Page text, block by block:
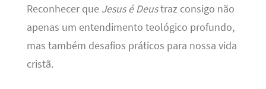
Reconhecer que Jesus é Deustraz consigo não
apenas um entendimento teológico profundo,
mas também desafios práticos para nossa vida
cristã.